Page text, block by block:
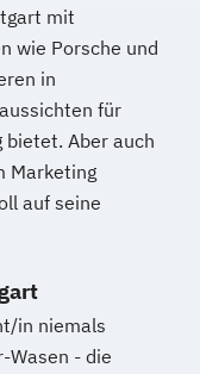
mit
wie Porsche und
in
für
bietet. Aber auch
Marketing
auf seine
in niemals
Wasen - die